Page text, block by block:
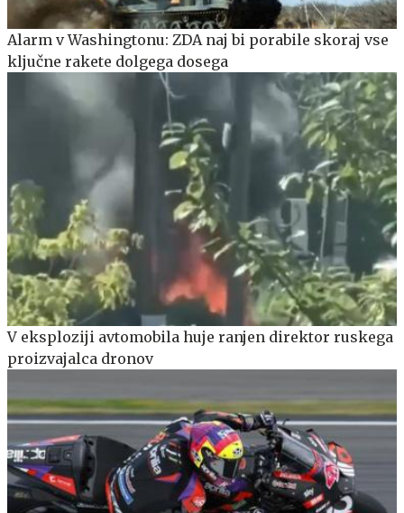
Alarm v Washingtonu: ZDA naj bi porabile skoraj vse
ključne rakete dolgega dosega
V eksploziji avtomobila huje ranjen direktor ruskega
proizvajalca dronov